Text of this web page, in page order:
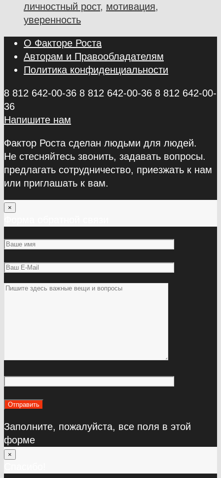
личностный рост, мотивация,
уверенность
О Факторе Роста
Авторам и Правообладателям
Политика конфиденциальности
8 812 642-00-36 8 812 642-00-36 8 812 642-00-
36
Напишите нам
Фактор Роста сделан людьми для людей.
Не стесняйтесь звонить, задавать вопросы.
предлагать сотрудничество, приезжать к нам
или приглашать к вам.
×
Заполните, пожалуйста, все поля в этой
форме
×